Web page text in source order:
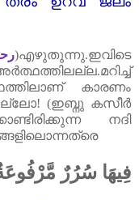
)എഴുതുന്നു.ഇവിടെ
കാരണം
(ഇബ്നു കസീർ
നദി
فِيهَا سُرُرٌ